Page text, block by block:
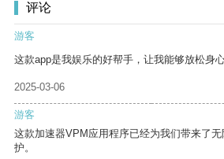
评论
游客
这款app是我娱乐的好帮手，让我能够放松身
2025-03-06
游客
这款加速器VPM应用程序已经为我们带来了
护。